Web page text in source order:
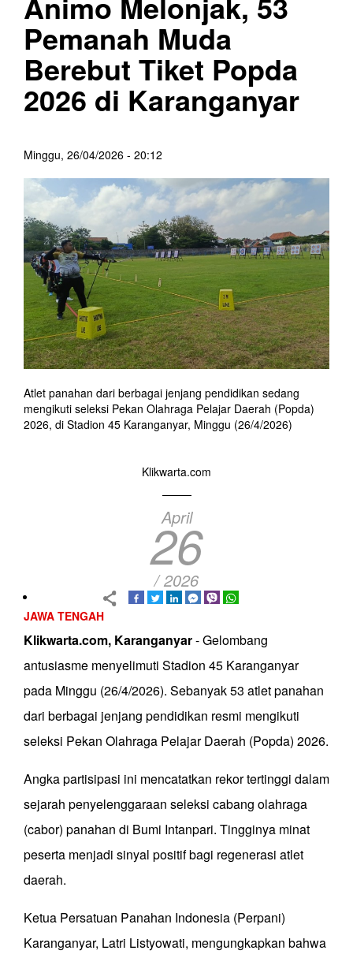
Pemanah Muda
Berebut Tiket Popda
2026 di Karanganyar
Minggu, 26/04/2026 - 20:12
Atlet panahan dari berbagai jenjang pendidikan sedang
mengikuti seleksi Pekan Olahraga Pelajar Daerah (Popda)
2026, di Stadion 45 Karanganyar, Minggu (26/4/2026)
Klikwarta.com
April
26
/ 2026
JAWA TENGAH
Klikwarta.com, Karanganyar- Gelombang
antusiasme menyelimuti Stadion 45 Karanganyar
pada Minggu (26/4/2026). Sebanyak 53 atlet panahan
dari berbagai jenjang pendidikan resmi mengikuti
seleksi Pekan Olahraga Pelajar Daerah (Popda) 2026.
Angka partisipasi ini mencatatkan rekor tertinggi dalam
sejarah penyelenggaraan seleksi cabang olahraga
(cabor) panahan di Bumi Intanpari. Tingginya minat
peserta menjadi sinyal positif bagi regenerasi atlet
daerah.
Ketua Persatuan Panahan Indonesia (Perpani)
Karanganyar, Latri Listyowati, mengungkapkan bahwa